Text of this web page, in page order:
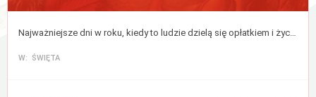
Najważniejsze dni w roku, kiedy to ludzie dzielą się opłatkiem i życzą sobie wszystkiego co najlepsze, a zwierzęta mówią ludzkim głosem.
W: ŚWIĘTA